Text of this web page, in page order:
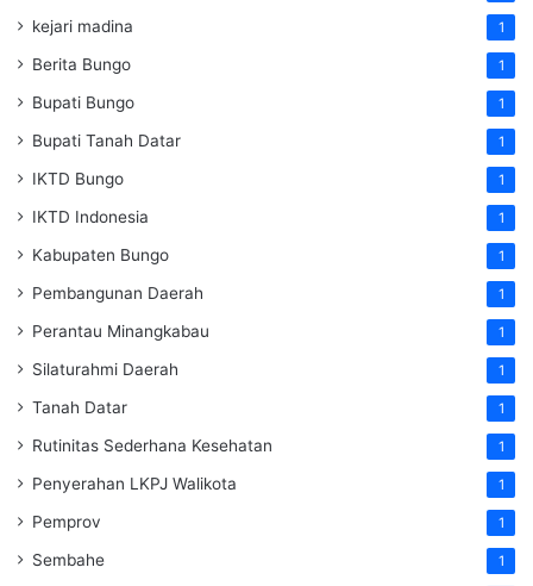
kejari madina 1
Berita Bungo 1
Bupati Bungo 1
Bupati Tanah Datar 1
IKTD Bungo 1
IKTD Indonesia 1
Kabupaten Bungo 1
Pembangunan Daerah 1
Perantau Minangkabau 1
Silaturahmi Daerah 1
Tanah Datar 1
Rutinitas Sederhana Kesehatan 1
Penyerahan LKPJ Walikota 1
Pemprov 1
Sembahe 1